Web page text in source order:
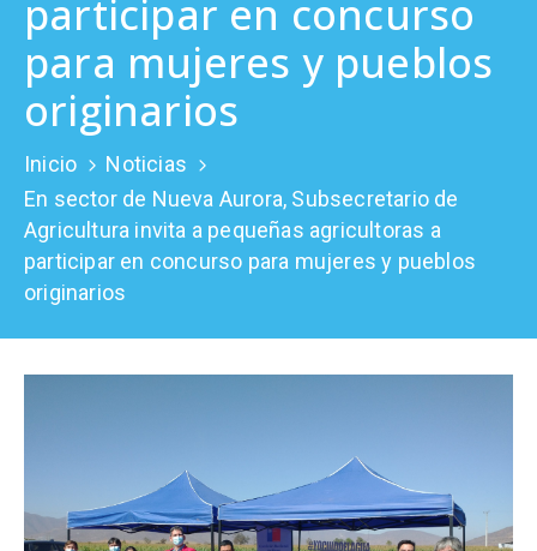
Prensa
participar en concurso
para mujeres y pueblos
originarios
Inicio
Noticias
En sector de Nueva Aurora, Subsecretario de
Agricultura invita a pequeñas agricultoras a
participar en concurso para mujeres y pueblos
originarios